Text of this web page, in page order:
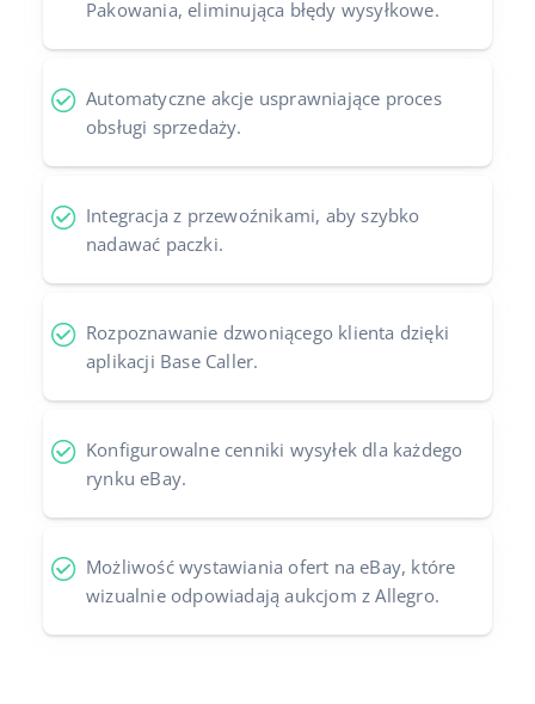
Pakowania, eliminująca błędy wysyłkowe.
Automatyczne akcje usprawniające proces
obsługi sprzedaży.
Integracja z przewoźnikami, aby szybko
nadawać paczki.
Rozpoznawanie dzwoniącego klienta dzięki
aplikacji Base Caller.
Konfigurowalne cenniki wysyłek dla każdego
rynku eBay.
Możliwość wystawiania ofert na eBay, które
wizualnie odpowiadają aukcjom z Allegro.